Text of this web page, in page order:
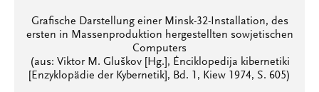
Grafische Darstellung einer Minsk-32-Installation, des
ersten in Massenproduktion hergestellten sowjetischen
Computers
(aus: Viktor M. Gluškov [Hg.], Ėnciklopedija kibernetiki
[Enzyklopädie der Kybernetik], Bd. 1, Kiew 1974, S. 605)